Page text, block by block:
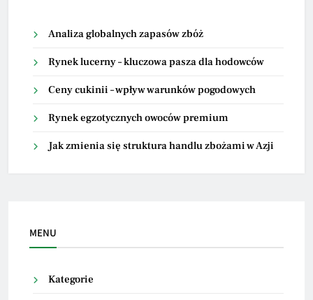
Analiza globalnych zapasów zbóż
Rynek lucerny – kluczowa pasza dla hodowców
Ceny cukinii – wpływ warunków pogodowych
Rynek egzotycznych owoców premium
Jak zmienia się struktura handlu zbożami w Azji
MENU
Kategorie